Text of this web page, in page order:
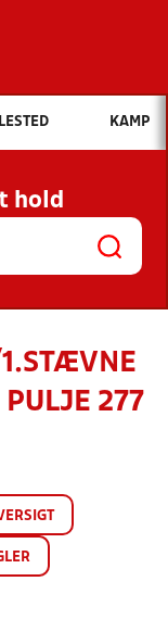
vil du søge efter?
OG NYHEDER
OG
KAMP
hold
277